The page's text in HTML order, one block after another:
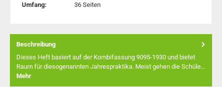
Umfang:
36 Seiten
Beschreibung
Dieses Heft basiert auf der Kombifassung 9095-1930 und bietet
Raum für diesogenannten Jahrespraktika. Meist gehen die Schüle…
Mehr